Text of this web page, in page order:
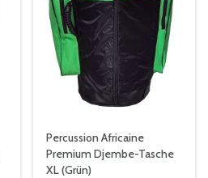
Percussion Africaine
Premium Djembe-Tasche
XL (Grün)